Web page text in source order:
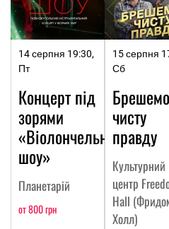
14 серпня 19:30,
Пт
Концерт під
зорями
«Віолончельне
шоу»
Планетарій
от 800 грн
15 серпня
Сб
Брешемо
чисту
правду
Культурний
центр
Hall
Холл)